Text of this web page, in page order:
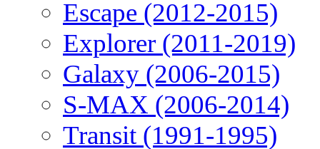
Escape (2012-2015)
Explorer (2011-2019)
Galaxy (2006-2015)
S-MAX (2006-2014)
Transit (1991-1995)